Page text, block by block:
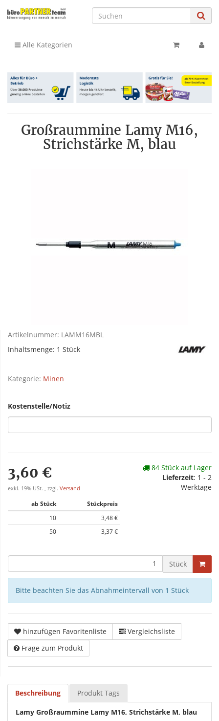
Alle Kategorien
Großraummine Lamy M16,
Strichstärke M, blau
Artikelnummer: LAMM16MBL
Inhaltsmenge: 1 Stück
Kategorie: Minen
Kostenstelle/Notiz
3,60 €
exkl. 19% USt. , zzgl. Versand
ab Stück
Stückpreis
10
3,48 €
50
3,37 €
84 Stück auf Lager
Lieferzeit: 1 - 2
Werktage
Stück
Bitte beachten Sie das Abnahmeintervall von 1 Stück
hinzufügen Favoritenliste
Vergleichsliste
Frage zum Produkt
Beschreibung Produkt Tags
Lamy Großraummine Lamy M16, Strichstärke M, blau